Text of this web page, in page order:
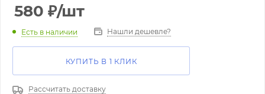
580 ₽/шт
Есть в наличии Нашли дешевле?
КУПИТЬ В 1 КЛИК
Рассчитать доставку